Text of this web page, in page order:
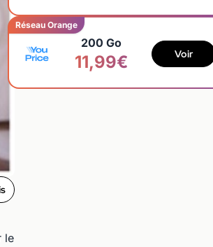
le
Réseau Orange
200 Go
11,99€ Voir